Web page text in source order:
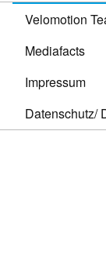
Velomotion
Mediafacts
Impressum
Datenschutz/